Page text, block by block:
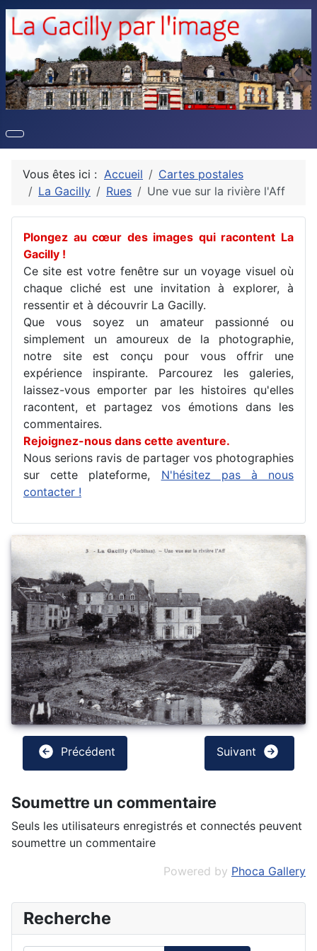
Vous êtes ici : Accueil
Cartes postales
La Gacilly
Rues Une vue sur la rivière l'Aff
Plongez au cœur des images qui racontent La
Gacilly !
Ce site est votre fenêtre sur un voyage visuel où
chaque cliché est une invitation à explorer, à
ressentir et à découvrir La Gacilly.
Que vous soyez un amateur passionné ou
simplement un amoureux de la photographie,
notre site est conçu pour vous offrir une
expérience inspirante. Parcourez les galeries,
laissez-vous emporter par les histoires qu'elles
racontent, et partagez vos émotions dans les
commentaires.
Rejoignez-nous dans cette aventure.
Nous serions ravis de partager vos photographies
sur cette plateforme, N'hésitez pas à nous
contacter !
Précédent Suivant
Soumettre un commentaire
Seuls les utilisateurs enregistrés et connectés peuvent
soumettre un commentaire
Powered by Phoca Gallery
Recherche